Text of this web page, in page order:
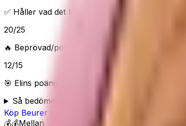
✅ Håller vad det lovar
20/25
🔥 Beprövad/populär
12/15
🎯 Elins poäng:
Smart typval
Så bedömer Elin
Köp Beurer
💰💰Mellan